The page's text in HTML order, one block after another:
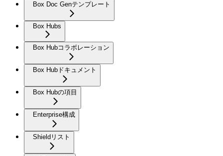
Box Doc Genテンプレート
Box Hubs
Box Hubコラボレーション
Box Hubドキュメント
Box Hubの項目
Enterprise構成
Shieldリスト